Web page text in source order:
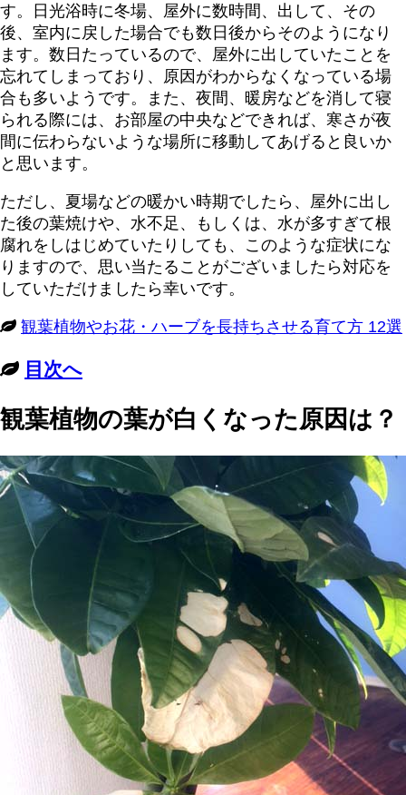
す。日光浴時に冬場、屋外に数時間、出して、その
後、室内に戻した場合でも数日後からそのようになり
ます。数日たっているので、屋外に出していたことを
忘れてしまっており、原因がわからなくなっている場
合も多いようです。また、夜間、暖房などを消して寝
られる際には、お部屋の中央などできれば、寒さが夜
間に伝わらないような場所に移動してあげると良いか
と思います。
ただし、夏場などの暖かい時期でしたら、屋外に出し
た後の葉焼けや、水不足、もしくは、水が多すぎて根
腐れをしはじめていたりしても、このような症状にな
りますので、思い当たることがございましたら対応を
していただけましたら幸いです。
観葉植物やお花・ハーブを長持ちさせる育て方 12選
目次へ
観葉植物の葉が白くなった原因は？